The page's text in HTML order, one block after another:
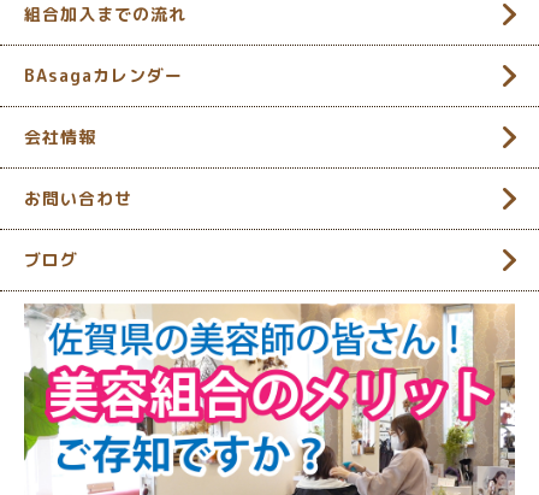
組合加入までの流れ
BAsagaカレンダー
会社情報
お問い合わせ
ブログ